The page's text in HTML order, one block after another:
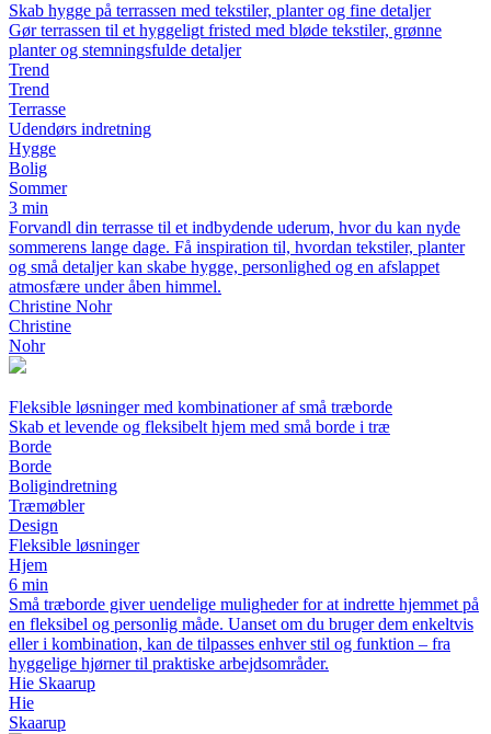
Skab hygge på terrassen med tekstiler, planter og fine detaljer
Gør terrassen til et hyggeligt fristed med bløde tekstiler, grønne
planter og stemningsfulde detaljer
Trend
Trend
Terrasse
Udendørs indretning
Hygge
Bolig
Sommer
3 min
Forvandl din terrasse til et indbydende uderum, hvor du kan nyde
sommerens lange dage. Få inspiration til, hvordan tekstiler, planter
og små detaljer kan skabe hygge, personlighed og en afslappet
atmosfære under åben himmel.
Christine Nohr
Christine
Nohr
Fleksible løsninger med kombinationer af små træborde
Skab et levende og fleksibelt hjem med små borde i træ
Borde
Borde
Boligindretning
Træmøbler
Design
Fleksible løsninger
Hjem
6 min
Små træborde giver uendelige muligheder for at indrette hjemmet på
en fleksibel og personlig måde. Uanset om du bruger dem enkeltvis
eller i kombination, kan de tilpasses enhver stil og funktion – fra
hyggelige hjørner til praktiske arbejdsområder.
Hie Skaarup
Hie
Skaarup